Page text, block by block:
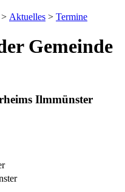
Aktuelles > Termine
Gemeinde
Ilmmünster